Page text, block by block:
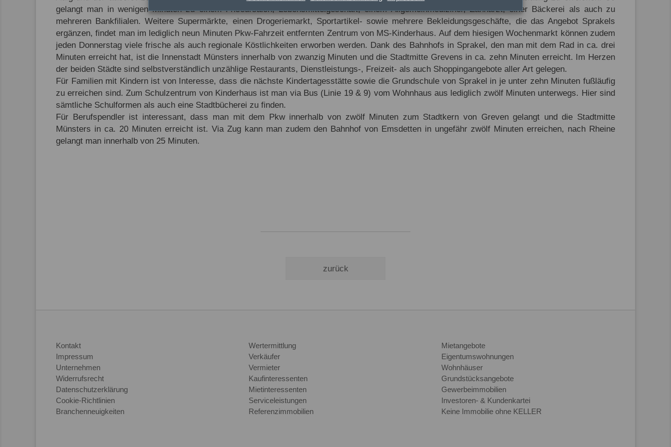
gelangt man in wenigen Minuten zu einem Friseursalon, Lebensmittelgeschäft, einem Allgemeinmediziner, Zahnarzt, einer Bäckerei als auch zu
mehreren Bankfilialen. Weitere Supermärkte, einen Drogeriemarkt, Sportartikel- sowie mehrere Bekleidungsgeschäfte, die das Angebot Sprakels
ergänzen, findet man im lediglich neun Minuten Pkw-Fahrzeit entfernten Zentrum von MS-Kinderhaus. Auf dem hiesigen Wochenmarkt können zudem
jeden Donnerstag viele frische als auch regionale Köstlichkeiten erworben werden. Dank des Bahnhofs in Sprakel, den man mit dem Rad in ca. drei
Minuten erreicht hat, ist die Innenstadt Münsters innerhalb von zwanzig Minuten und die Stadtmitte Grevens in ca. zehn Minuten erreicht. Im Herzen
der beiden Städte sind selbstverständlich unzählige Restaurants, Dienstleistungs-, Freizeit- als auch Shoppingangebote aller Art gelegen.
Für Familien mit Kindern ist von Interesse, dass die nächste Kindertagesstätte sowie die Grundschule von Sprakel in je unter zehn Minuten fußläufig
zu erreichen sind. Zum Schulzentrum von Kinderhaus ist man via Bus (Linie 19 & 9) vom Wohnhaus aus lediglich zwölf Minuten unterwegs. Hier sind
sämtliche Schulformen als auch eine Stadtbücherei zu finden.
Für Berufspendler ist interessant, dass man mit dem Pkw innerhalb von zwölf Minuten zum Stadtkern von Greven gelangt und die Stadtmitte
Münsters in ca. 20 Minuten erreicht ist. Via Zug kann man zudem den Bahnhof von Emsdetten in ungefähr zwölf Minuten erreichen, nach Rheine
gelangt man innerhalb von 25 Minuten.
zurück
Kontakt
Impressum
Unternehmen
Widerrufsrecht
Datenschutzerklärung
Cookie-Richtlinien
Branchenneuigkeiten
Wertermittlung
Verkäufer
Vermieter
Kaufinteressenten
Mietinteressenten
Serviceleistungen
Referenzimmobilien
Mietangebote
Eigentumswohnungen
Wohnhäuser
Grundstücksangebote
Gewerbeimmobilien
Investoren- & Kundenkartei
Keine Immobilie ohne KELLER